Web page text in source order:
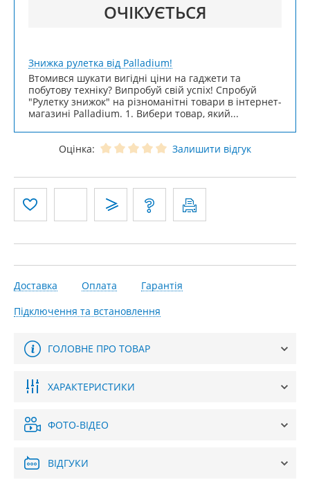
ОЧІКУЄТЬСЯ
Знижка рулетка від Palladium!
Втомився шукати вигідні ціни на гаджети та
побутову техніку? Випробуй свій успіх! Спробуй
"Рулетку знижок" на різноманітні товари в інтернет-
магазині Palladium. 1. Вибери товар, який...
Оцінка: Залишити відгук
Доставка Оплата
Гарантія
Підключення та встановлення
ГОЛОВНЕ ПРО ТОВАР
ХАРАКТЕРИСТИКИ
ФОТО-ВІДЕО
ВІДГУКИ